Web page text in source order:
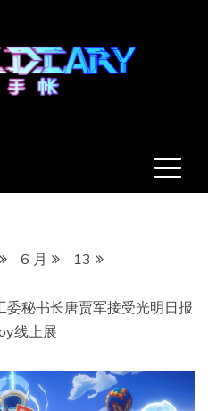
6 月
13
秘书长唐贾军接受光明日报
线上展